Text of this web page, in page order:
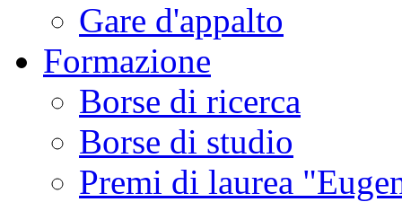
Gare d'appalto
Formazione
Borse di ricerca
Borse di studio
Premi di laurea